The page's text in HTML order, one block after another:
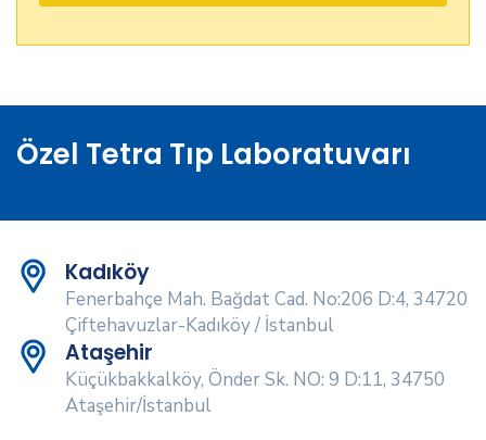
Özel Tetra Tıp Laboratuvarı
Kadıköy
Fenerbahçe Mah. Bağdat Cad. No:206 D:4, 34720
Çiftehavuzlar-Kadıköy / İstanbul
Ataşehir
Küçükbakkalköy, Önder Sk. NO: 9 D:11, 34750
Ataşehir/İstanbul